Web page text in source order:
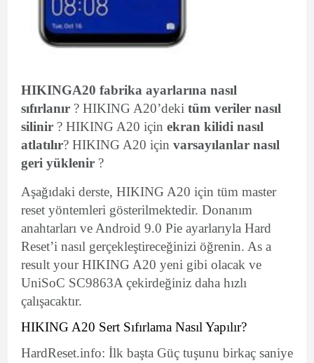
HIKINGA20 fabrika ayarlarına nasıl
sıfırlanır ? HIKING A20’deki tüm veriler nasıl
silinir ? HIKING A20 için ekran kilidi nasıl
atlatılır? HIKING A20 için varsayılanlar nasıl
geri yüklenir ?
Aşağıdaki derste, HIKING A20 için tüm master
reset yöntemleri gösterilmektedir. Donanım
anahtarları ve Android 9.0 Pie ayarlarıyla Hard
Reset’i nasıl gerçekleştireceğinizi öğrenin. As a
result your HIKING A20 yeni gibi olacak ve
UniSoC SC9863A çekirdeğiniz daha hızlı
çalışacaktır.
HIKING A20 Sert Sıfırlama Nasıl Yapılır?
HardReset.info: İlk başta Güç tuşunu birkaç saniye